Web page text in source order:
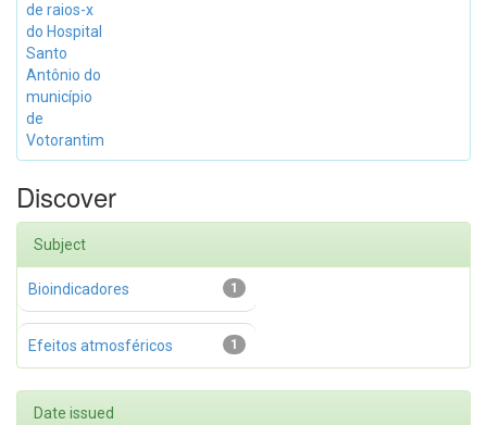
de raios-x
do Hospital
Santo
Antônio do
município
de
Votorantim
Discover
Subject
1
Bioindicadores
1
Efeitos atmosféricos
Date issued